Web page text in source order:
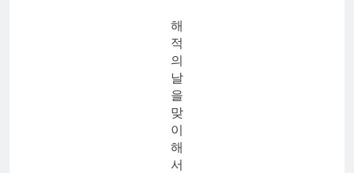
해
적
의
날
을
맞
이
해
서